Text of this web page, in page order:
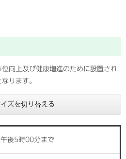
向上及び健康増進のために設置され
ります。
ズを切り替える
後5時00分まで